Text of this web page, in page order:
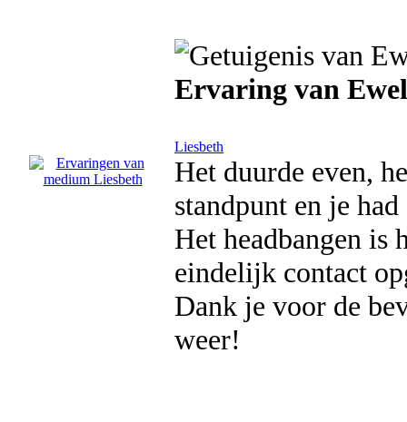
Ervaring van
Liesbeth
Het duurde even,
standpunt en je
Het headbangen
eindelijk contact
Dank je voor de
weer!